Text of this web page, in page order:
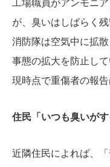
工場職員がアンモニ
が、臭いはしばらく残
消防隊は空気中に拡
事態の拡大を防止して
現時点で重傷者の報告
住民「いつも臭いがす
近隣住民によれば、